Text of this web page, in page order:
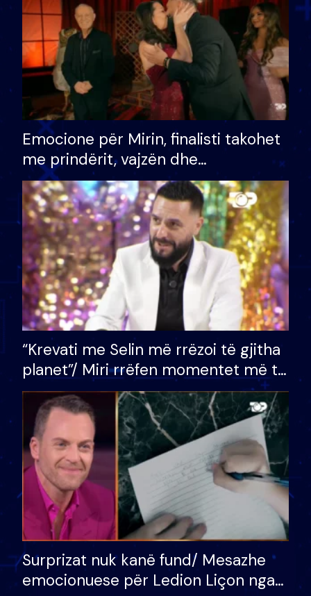
Emocione për Mirin, finalisti takohet
me prindërit, vajzën dhe
bashkëshorten: S’kemi ndonjë letër
divorci apo jo?
“Krevati me Selin më rrëzoi të gjitha
planet”/ Miri rrëfen momentet më të
bukura në shtëpinë e BB VIP: Do më
mungojë zilja e mëngjesit kur…
Surprizat nuk kanë fund/ Mesazhe
emocionuese për Ledion Liçon nga